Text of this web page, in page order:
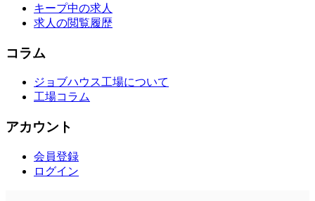
キープ中の求人
求人の閲覧履歴
コラム
ジョブハウス工場について
工場コラム
アカウント
会員登録
ログイン